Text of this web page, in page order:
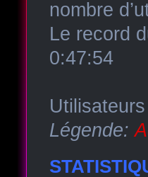
nombre
Le record
0:47:54
Légende: